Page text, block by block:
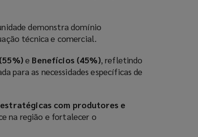
demonstra domínio
técnica e comercial.
e Benefícios (45%), refletindo
para as necessidades específicas de
com produtores e
na região e fortalecer o